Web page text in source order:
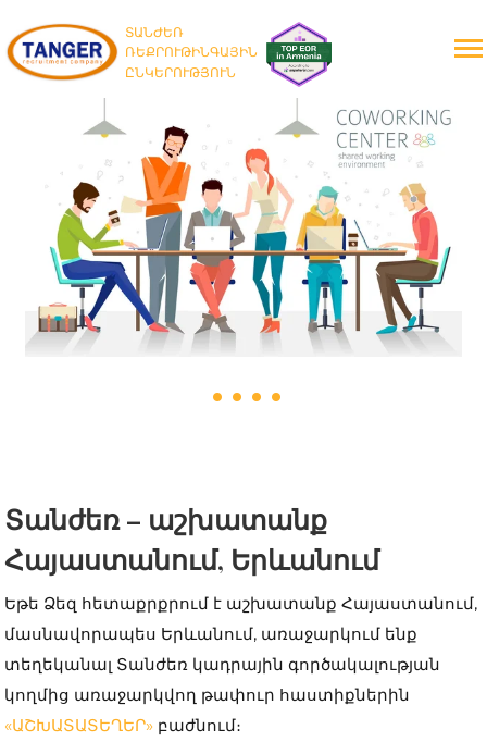
ՏԱՆԺԵՌ
ՌԵՔՐՈՒԹԻՆԳԱՅԻՆ
ԸՆԿԵՐՈՒԹՅՈՒՆ
····
Տանժեռ – աշխատանք
Հայաստանում, Երևանում
Եթե Ձեզ հետաքրքրում է աշխատանք Հայաստանում,
մասնավորապես Երևանում, առաջարկում ենք
տեղեկանալ Տանժեռ կադրային գործակալության
կողմից առաջարկվող թափուր հաստիքներին
«ԱՇԽԱՏԱՏԵՂԵՐ» բաժնում։